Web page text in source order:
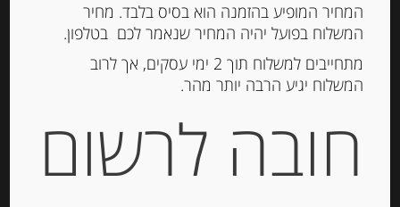
הוספה לסל
מק"ט:
5201043114975
חמוצים ומוחמצים
המחיר המופיע בהזמנה הוא בסיס בלבד. מחיר
המשלוח בפועל יהיה המחיר שנאמר לכם בטלפון.
מתחייבים למשלוח תוך 2 ימי עסקים, אך לרוב
המשלוח יגיע הרבה יותר מהר.
חובה לרשום